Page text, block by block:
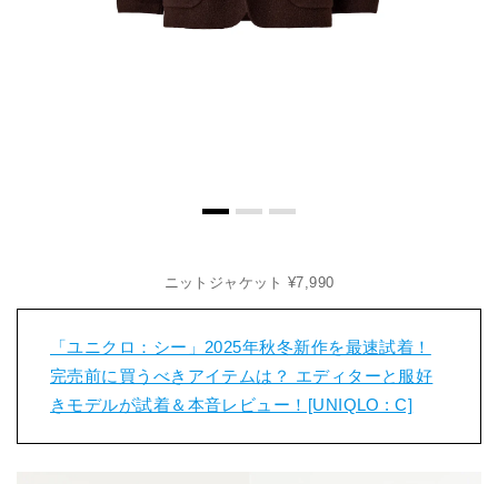
ニットジャケット ¥7,990
「ユニクロ：シー」2025年秋冬新作を最速試着！
完売前に買うべきアイテムは？ エディターと服好
きモデルが試着＆本音レビュー！[UNIQLO : C]